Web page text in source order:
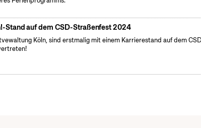
Stand auf dem CSD-Straßenfest 2024
Köln, sind erstmalig mit einem Karrierestand auf dem